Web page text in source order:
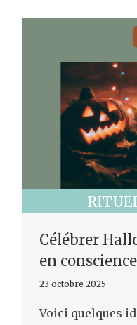
Célébrer
en conscience
23 octobre 2025
Voici quelques